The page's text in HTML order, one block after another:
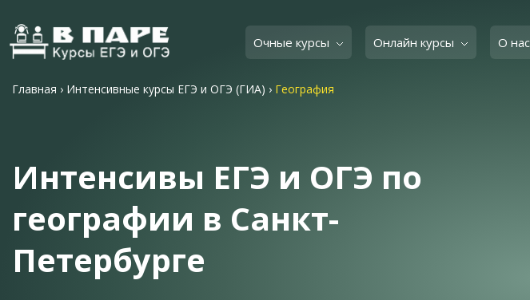
Очные курсы Онлайн курсы О нас
Главная › Интенсивные курсы ЕГЭ и ОГЭ (ГИА) › География
Интенсивы ЕГЭ и ОГЭ по
географии в Санкт-
Петербурге